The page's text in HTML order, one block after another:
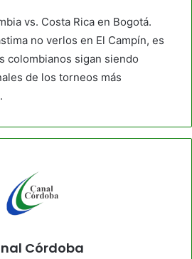
vs. Costa Rica en Bogotá.
no verlos en El Campín, es
colombianos sigan siendo
de los torneos más
Córdoba